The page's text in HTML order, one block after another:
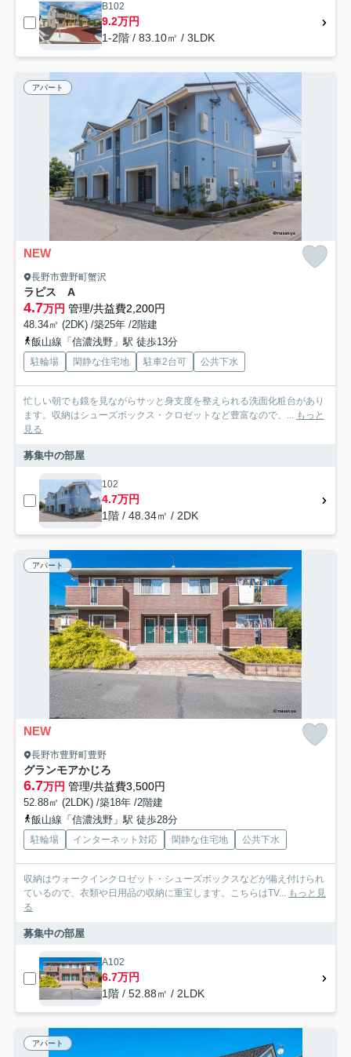
B102
9.2万円
1-2階 / 83.10㎡ / 3LDK
アパート
NEW
長野市豊野町蟹沢
ラピス A
4.7万円 管理/共益費2,200円
48.34㎡ (2DK) /築25年 /2階建
飯山線「信濃浅野」駅 徒歩13分
駐輪場 閑静な住宅地 駐車2台可 公共下水
忙しい朝でも鏡を見ながらサッと身支度を整えられる洗面化粧台があり
ます。収納はシューズボックス・クロゼットなど豊富なので、... もっと
見る
募集中の部屋
102
4.7万円
1階 / 48.34㎡ / 2DK
アパート
NEW
長野市豊野町豊野
グランモアかじろ
6.7万円 管理/共益費3,500円
52.88㎡ (2LDK) /築18年 /2階建
飯山線「信濃浅野」駅 徒歩28分
駐輪場 インターネット対応 閑静な住宅地 公共下水
収納はウォークインクロゼット・シューズボックスなどが備え付けられ
ているので、衣類や日用品の収納に重宝します。こちらはTV... もっと見
る
募集中の部屋
A102
6.7万円
1階 / 52.88㎡ / 2LDK
アパート